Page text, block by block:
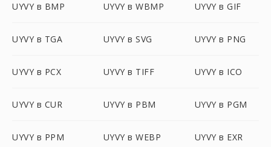
UYVY в BMP UYVY в WBMP UYVY в GIF
UYVY в TGA UYVY в SVG UYVY в PNG
UYVY в PCX UYVY в TIFF UYVY в ICO
UYVY в CUR UYVY в PBM UYVY в PGM
UYVY в PPM UYVY в WEBP UYVY в EXR